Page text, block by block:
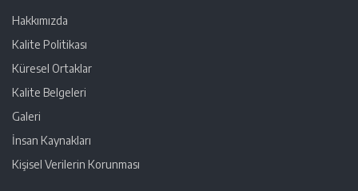
Hakkımızda
Kalite Politikası
Küresel Ortaklar
Kalite Belgeleri
Galeri
İnsan Kaynakları
Kişisel Verilerin Korunması